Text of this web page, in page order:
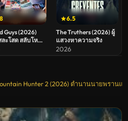
Guys (2026)
ะโสด สลับโหมด
6.5
The Truthers (2026) ผู้
แสวงหาความจริง
2026
Hunter 2 (2026) ตำนานนายพรานแห่